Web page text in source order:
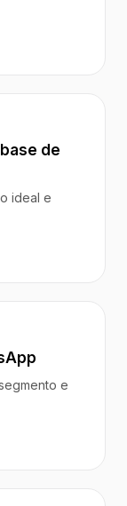
de
ideal e
e